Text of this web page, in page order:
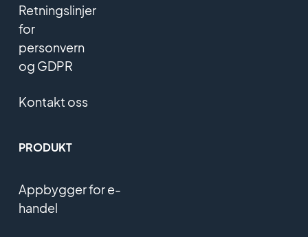
Retningslinjer
for
personvern
og GDPR
Kontakt oss
PRODUKT
Appbygger for e-
handel